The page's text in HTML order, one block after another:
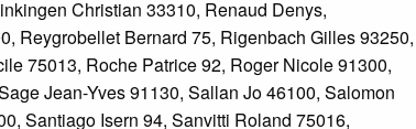
Christian 33310, Renaud Denys,
Reygrobellet Bernard 75, Rigenbach Gilles 93250,
75013, Roche Patrice 92, Roger Nicole 91300,
Jean-Yves 91130, Sallan Jo 46100, Salomon
Santiago Isern 94, Sanvitti Roland 75016,